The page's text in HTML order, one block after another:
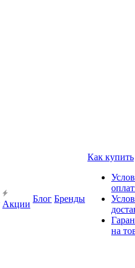
Акции
Блог Бренды
Как купить
на